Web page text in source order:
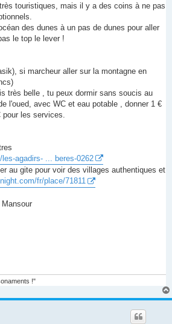
touristiques, mais il y a des coins à ne pas
des dunes à un pas de dunes pour aller
le top le lever !
si marcheur aller sur la montagne en
très belle , tu peux dormir sans soucis au
l'oued, avec WC et eau potable , donner 1 €
les services.
agadirs- ... beres-0262
au gite pour voir des villages authentiques et
fr/place/71811
!"